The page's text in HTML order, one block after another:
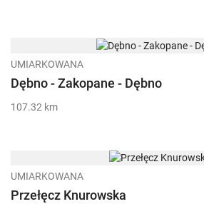
UMIARKOWANA
Dębno - Zakopane - Dębno
107.32 km
UMIARKOWANA
Przełęcz Knurowska